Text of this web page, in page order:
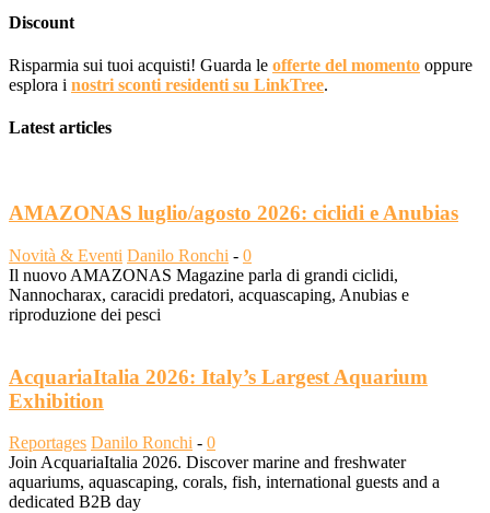
Discount
Risparmia sui tuoi acquisti! Guarda le offerte del momento oppure
esplora i nostri sconti residenti su LinkTree.
Latest articles
AMAZONAS luglio/agosto 2026: ciclidi e Anubias
Novità & Eventi Danilo Ronchi - 0
Il nuovo AMAZONAS Magazine parla di grandi ciclidi,
Nannocharax, caracidi predatori, acquascaping, Anubias e
riproduzione dei pesci
AcquariaItalia 2026: Italy’s Largest Aquarium
Exhibition
Reportages Danilo Ronchi - 0
Join AcquariaItalia 2026. Discover marine and freshwater
aquariums, aquascaping, corals, fish, international guests and a
dedicated B2B day